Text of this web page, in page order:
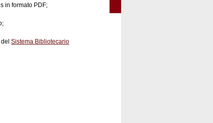
in formato PDF;
Sistema Bibliotecario